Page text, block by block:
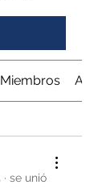
Miembros
· se unió